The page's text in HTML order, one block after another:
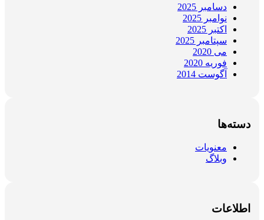
دسامبر 2025
نوامبر 2025
اکتبر 2025
سپتامبر 2025
می 2020
فوریه 2020
آگوست 2014
دسته‌ها
معنویات
وبلاگ
اطلاعات